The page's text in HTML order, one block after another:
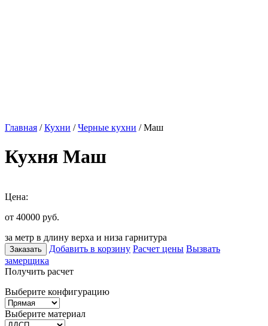
Главная /Кухни /Черные кухни / Маш
Кухня Маш
Цена:
от 40000 руб.
за метр в длину верха и низа гарнитура
Заказать Добавить в корзину Расчет цены Вызвать
замерщика
Получить расчет
Выберите конфигурацию
Выберите материал